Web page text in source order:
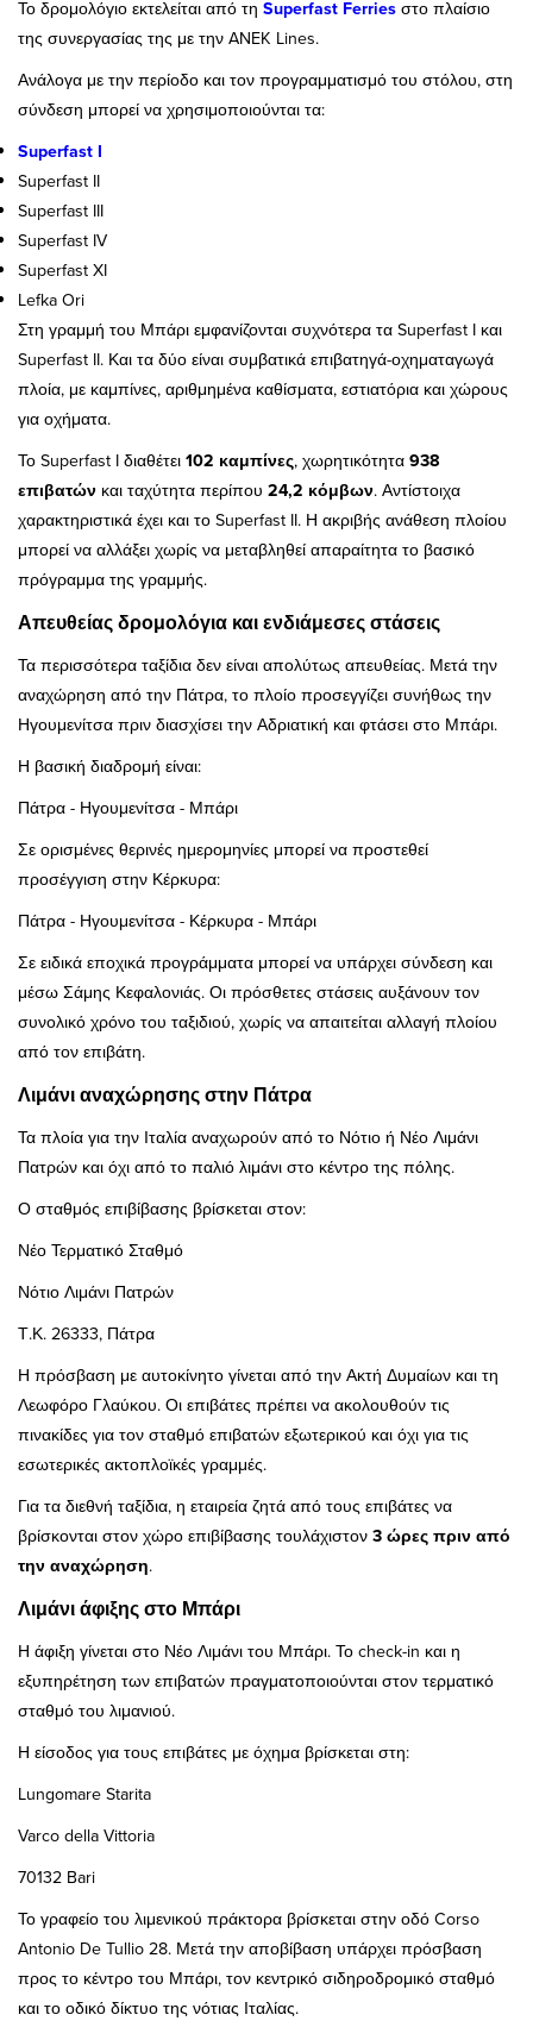
Το δρομολόγιο εκτελείται από τη Superfast Ferries στο πλαίσιο
της συνεργασίας της με την ANEK Lines.
Ανάλογα με την περίοδο και τον προγραμματισμό του στόλου, στη
σύνδεση μπορεί να χρησιμοποιούνται τα:
Superfast I
Superfast II
Superfast III
Superfast IV
Superfast XI
Lefka Ori
Στη γραμμή του Μπάρι εμφανίζονται συχνότερα τα Superfast I και
Superfast II. Και τα δύο είναι συμβατικά επιβατηγά-οχηματαγωγά
πλοία, με καμπίνες, αριθμημένα καθίσματα, εστιατόρια και χώρους
για οχήματα.
Το Superfast I διαθέτει 102 καμπίνες, χωρητικότητα 938
επιβατών και ταχύτητα περίπου 24,2 κόμβων. Αντίστοιχα
χαρακτηριστικά έχει και το Superfast II. Η ακριβής ανάθεση πλοίου
μπορεί να αλλάξει χωρίς να μεταβληθεί απαραίτητα το βασικό
πρόγραμμα της γραμμής.
Απευθείας δρομολόγια και ενδιάμεσες στάσεις
Τα περισσότερα ταξίδια δεν είναι απολύτως απευθείας. Μετά την
αναχώρηση από την Πάτρα, το πλοίο προσεγγίζει συνήθως την
Ηγουμενίτσα πριν διασχίσει την Αδριατική και φτάσει στο Μπάρι.
Η βασική διαδρομή είναι:
Πάτρα - Ηγουμενίτσα - Μπάρι
Σε ορισμένες θερινές ημερομηνίες μπορεί να προστεθεί
προσέγγιση στην Κέρκυρα:
Πάτρα - Ηγουμενίτσα - Κέρκυρα - Μπάρι
Σε ειδικά εποχικά προγράμματα μπορεί να υπάρχει σύνδεση και
μέσω Σάμης Κεφαλονιάς. Οι πρόσθετες στάσεις αυξάνουν τον
συνολικό χρόνο του ταξιδιού, χωρίς να απαιτείται αλλαγή πλοίου
από τον επιβάτη.
Λιμάνι αναχώρησης στην Πάτρα
Τα πλοία για την Ιταλία αναχωρούν από το Νότιο ή Νέο Λιμάνι
Πατρών και όχι από το παλιό λιμάνι στο κέντρο της πόλης.
Ο σταθμός επιβίβασης βρίσκεται στον:
Νέο Τερματικό Σταθμό
Νότιο Λιμάνι Πατρών
Τ.Κ. 26333, Πάτρα
Η πρόσβαση με αυτοκίνητο γίνεται από την Ακτή Δυμαίων και τη
Λεωφόρο Γλαύκου. Οι επιβάτες πρέπει να ακολουθούν τις
πινακίδες για τον σταθμό επιβατών εξωτερικού και όχι για τις
εσωτερικές ακτοπλοϊκές γραμμές.
Για τα διεθνή ταξίδια, η εταιρεία ζητά από τους επιβάτες να
βρίσκονται στον χώρο επιβίβασης τουλάχιστον 3 ώρες πριν από
την αναχώρηση.
Λιμάνι άφιξης στο Μπάρι
Η άφιξη γίνεται στο Νέο Λιμάνι του Μπάρι. Το check-in και η
εξυπηρέτηση των επιβατών πραγματοποιούνται στον τερματικό
σταθμό του λιμανιού.
Η είσοδος για τους επιβάτες με όχημα βρίσκεται στη:
Lungomare Starita
Varco della Vittoria
70132 Bari
Το γραφείο του λιμενικού πράκτορα βρίσκεται στην οδό Corso
Antonio De Tullio 28. Μετά την αποβίβαση υπάρχει πρόσβαση
προς το κέντρο του Μπάρι, τον κεντρικό σιδηροδρομικό σταθμό
και το οδικό δίκτυο της νότιας Ιταλίας.